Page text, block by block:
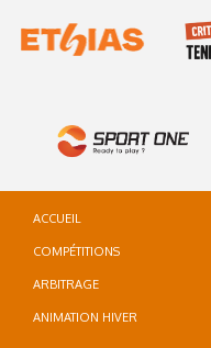
ACCUEIL
COMPÉTITIONS
ARBITRAGE
ANIMATION HIVER